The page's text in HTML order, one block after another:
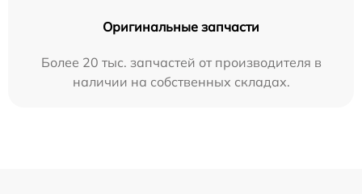
Оригинальные запчасти
Более 20 тыс. запчастей от производителя в
наличии на собственных складах.